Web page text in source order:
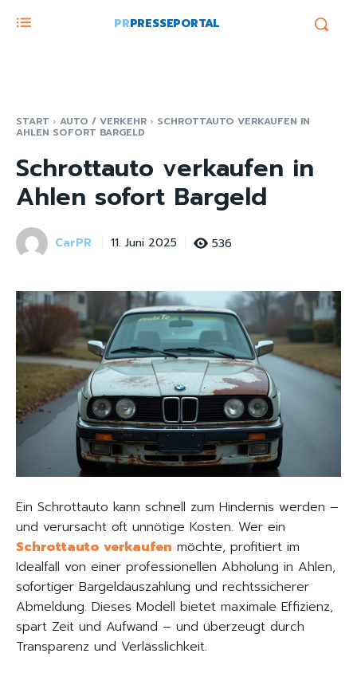
PRPRESSEPORTAL
START AUTO / VERKEHR SCHROTTAUTO VERKAUFEN IN
AHLEN SOFORT BARGELD
Schrottauto verkaufen in
Ahlen sofort Bargeld
CarPR 11. Juni 2025 536
Ein Schrottauto kann schnell zum Hindernis werden –
und verursacht oft unnötige Kosten. Wer ein
Schrottauto verkaufen möchte, profitiert im
Idealfall von einer professionellen Abholung in Ahlen,
sofortiger Bargeldauszahlung und rechtssicherer
Abmeldung. Dieses Modell bietet maximale Effizienz,
spart Zeit und Aufwand – und überzeugt durch
Transparenz und Verlässlichkeit.